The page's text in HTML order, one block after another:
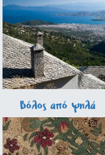
Βόλος από ψηλά